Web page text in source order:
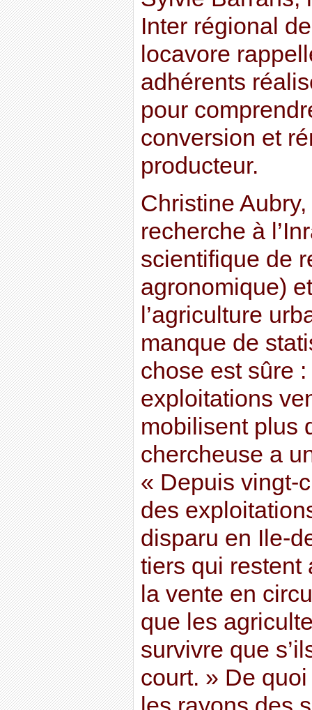
Inter régional
locavore
adhérents
pour
conversion et
producteur.
Christine
recherche à
scientifique de
agronomique)
l’agriculture
manque de
chose est sûre
exploitations
mobilisent plus
chercheuse a
« Depuis vingt-
des
disparu en Ile-
tiers qui restent
la vente en
que les
survivre que
court. » De